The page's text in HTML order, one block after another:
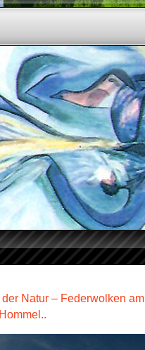
Natur – Federwolken am